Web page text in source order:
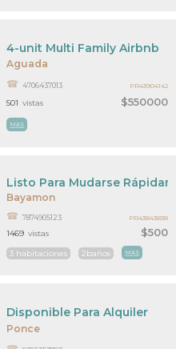
Aguada
$550000
4-unit Multi Family Airbnb
4706437013
MAS
501 vistas
PR43904142
Bayamon
$500
Listo Para Mudarse
7874905123
3 habitaciones 2baños MAS
1469 vistas
PR43843838
Ponce
Disponible Para Alquiler